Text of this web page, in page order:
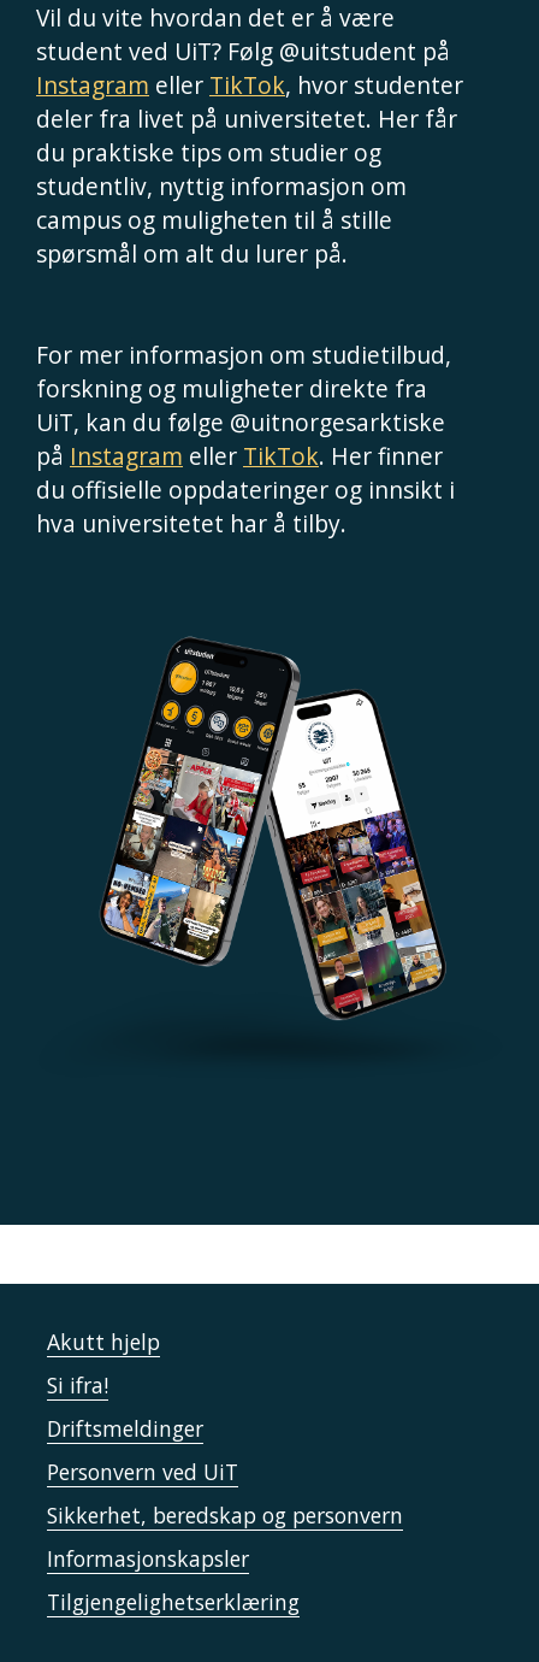
Vil du vite hvordan det er å være
student ved UiT? Følg @uitstudent på
Instagram eller TikTok, hvor studenter
deler fra livet på universitetet. Her får
du praktiske tips om studier og
studentliv, nyttig informasjon om
campus og muligheten til å stille
spørsmål om alt du lurer på.
For mer informasjon om studietilbud,
forskning og muligheter direkte fra
UiT, kan du følge @uitnorgesarktiske
på Instagram eller TikTok. Her finner
du offisielle oppdateringer og innsikt i
hva universitetet har å tilby.
Akutt hjelp
Si ifra!
Driftsmeldinger
Personvern ved UiT
Sikkerhet, beredskap og personvern
Informasjonskapsler
Tilgjengelighetserklæring